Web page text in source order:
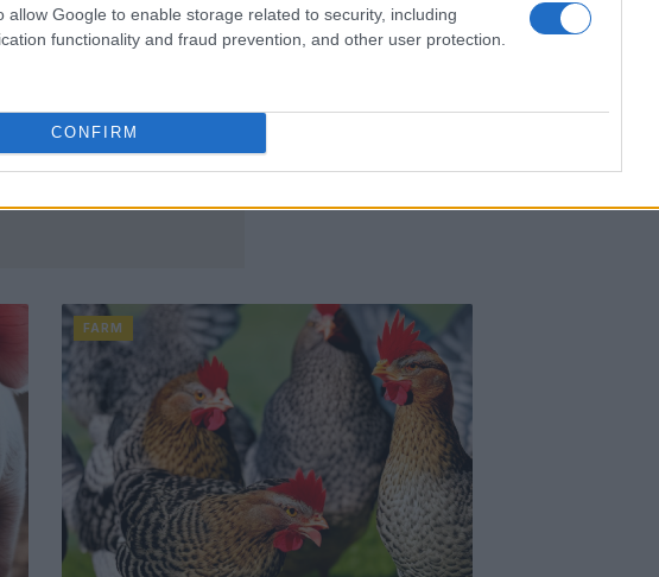
allow Google to enable storage related to security, including
functionality and fraud prevention, and other user protection.
CONFIRM
FARM